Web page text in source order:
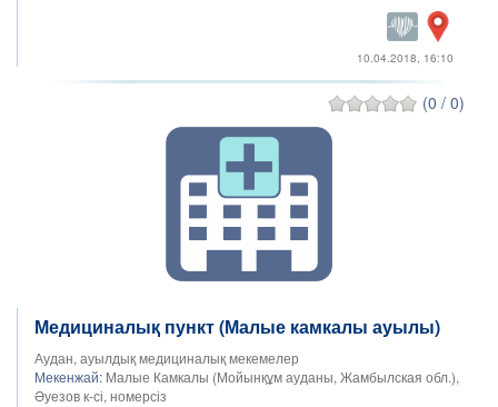
10.04.2018, 16:10
(0 / 0)
Медициналық пункт (Малые камкалы ауылы)
Аудан, ауылдық медициналық мекемелер
Мекенжай: Малые Камкалы (Мойынқұм ауданы, Жамбылская обл.),
Әуезов к-сі, номерсіз